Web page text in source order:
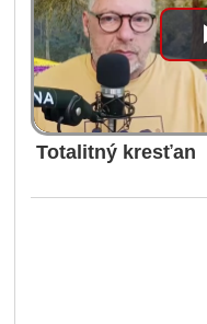
Totalitný kresťan